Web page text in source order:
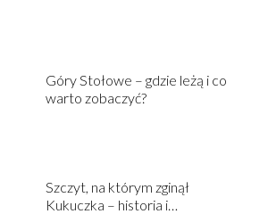
Góry Stołowe – gdzie leżą i co
warto zobaczyć?
Szczyt, na którym zginął
Kukuczka – historia i